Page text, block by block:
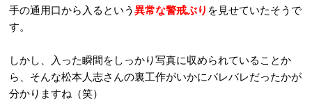
手の通用口から入るという 異常な警戒ぶり を見せていたそうで
す。
しかし、入った瞬間をしっかり写真に収められていることか
ら、そんな松本人志さんの裏工作がいかにバレバレだったかが
分かりますね（笑）